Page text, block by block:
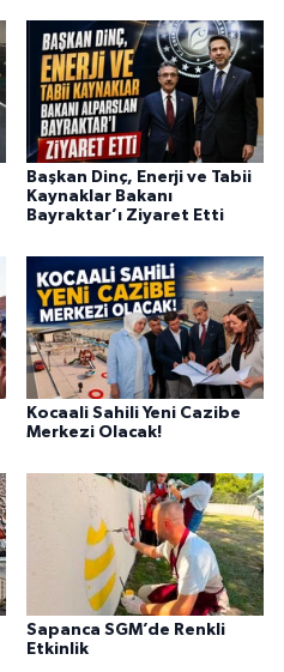
Başkan Dinç, Enerji ve Tabii
Kaynaklar Bakanı
Bayraktar’ı Ziyaret Etti
Kocaali Sahili Yeni Cazibe
Merkezi Olacak!
Sapanca SGM’de Renkli
Etkinlik